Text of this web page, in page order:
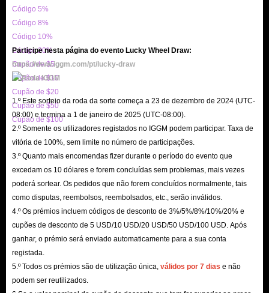
Código 5%
Código 8%
Código 10%
Código 20%
Cupão de $5
Cupão de $10
Cupão de $20
Cupão de $50
Cupão de $100
Participe nesta página do evento Lucky Wheel Draw:
https://www.iggm.com/pt/lucky-draw
1.º Este sorteio da roda da sorte começa a 23 de dezembro de 2024 (UTC-
08:00) e termina a 1 de janeiro de 2025 (UTC-08:00).
2.º Somente os utilizadores registados no IGGM podem participar. Taxa de
vitória de 100%, sem limite no número de participações.
3.º Quanto mais encomendas fizer durante o período do evento que
excedam os 10 dólares e forem concluídas sem problemas, mais vezes
poderá sortear. Os pedidos que não forem concluídos normalmente, tais
como disputas, reembolsos, reembolsados, etc., serão inválidos.
4.º Os prémios incluem códigos de desconto de 3%/5%/8%/10%/20% e
cupões de desconto de 5 USD/10 USD/20 USD/50 USD/100 USD. Após
ganhar, o prémio será enviado automaticamente para a sua conta
registada.
5.º Todos os prémios são de utilização única, válidos por 7 dias e não
podem ser reutilizados.